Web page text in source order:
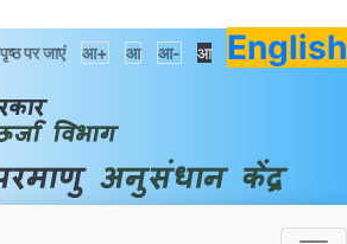
पर जाएं आ+ आ आ- आ English